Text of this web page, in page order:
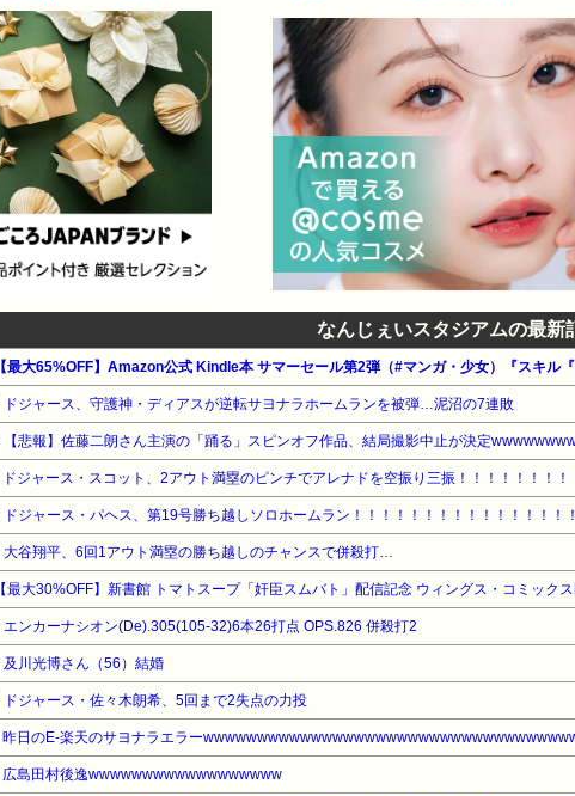
なんじぇいスタジアムの最新
ドジャース、守護神・ディアスが逆転サヨナラホームランを被弾…泥沼の7連敗
【悲報】佐藤二朗さん主演の「踊る」スピンオフ作品、結局撮影中止が決定
ドジャース・スコット、2アウト満塁のピンチでアレナドを空振り三振！！！！！！！！
ドジャース・パヘス、第19号勝ち越しソロホームラン！！！！！！！！！！！！！！！
大谷翔平、6回1アウト満塁の勝ち越しのチャンスで併殺打…
【最大30%OFF】新書館 トマトスープ「奸臣スムバト」配信記念 ウィングス・コミックス
エンカーナシオン(De).305(105-32)6本26打点 OPS.826 併殺打2
及川光博さん（56）結婚
ドジャース・佐々木朗希、5回まで2失点の力投
昨日のE-楽天のサヨナラエラー
広島田村後逸wwwwwwwwwwwwwwwwww